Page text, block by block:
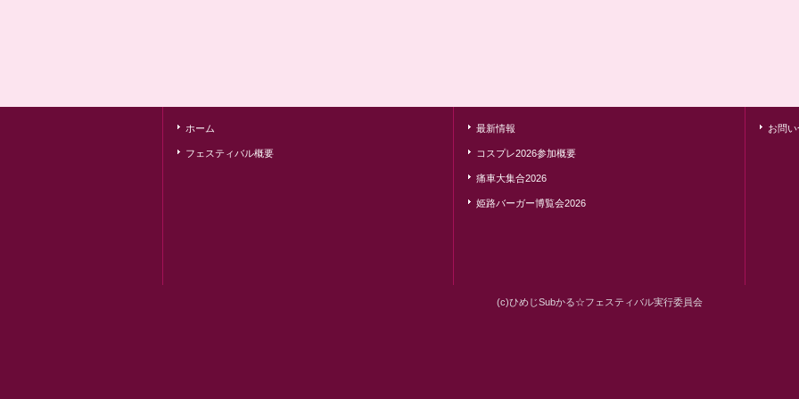
ホーム
フェスティバル概要
最新情報
コスプレ2026参加概要
痛車大集合2026
姫路バーガー博覧会2026
お問
(c)ひめじSubかる☆フェスティバル実行委員会